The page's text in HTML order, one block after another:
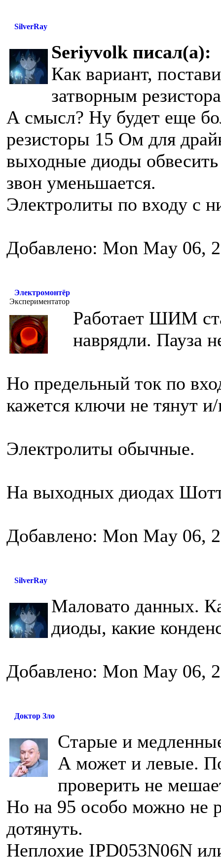
SilverRay
Seriyvolk писал(а):
Как вариант,
затворным
А смысл? Ну будет еще
резисторы 15 Ом для
выходные диоды
звон уменьшается.
Электролиты по входу с
Добавлено: Mon May 06,
Электромонтёр
Экспериментатор
Работает ШИМ
наврядли. Пауза
Но предельный ток по
кажется ключи не тянут
Электролиты обычные.
На выходных диодах
Добавлено: Mon May 06,
SilverRay
Маловато данных.
диоды, какие
Добавлено: Mon May 06,
Доктор Зло
Старые и
А может и левые.
проверить не
Но на 95 особо можно не
дотянуть.
Неплохие IPD053N06N